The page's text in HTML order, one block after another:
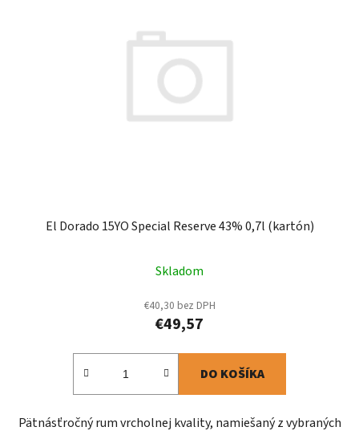
El Dorado 15YO Special Reserve 43% 0,7l (kartón)
Skladom
€40,30 bez DPH
€49,57
DO KOŠÍKA
Pätnásťročný rum vrcholnej kvality, namiešaný z vybraných